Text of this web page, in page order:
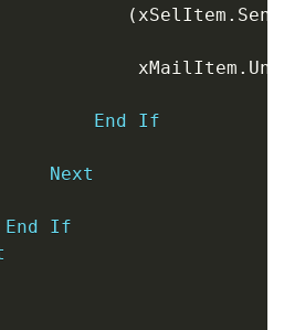
( xSelItem .
xMailItem
.
End If
Next
End
If